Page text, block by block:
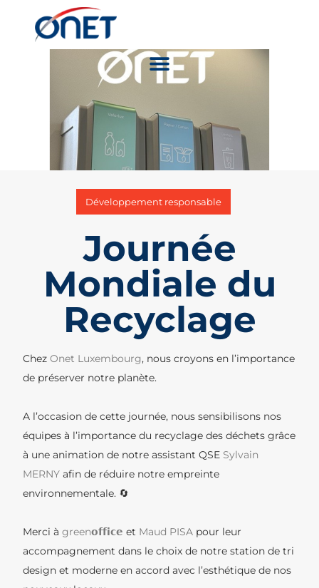
Développement responsable
Journée
Mondiale du
Recyclage
Chez Onet Luxembourg, nous croyons en l’importance
de préserver notre planète.
A l’occasion de cette journée, nous sensibilisons nos
équipes à l’importance du recyclage des déchets grâce
à une animation de notre assistant QSE Sylvain
MERNY afin de réduire notre empreinte
environnementale. 🔄
Merci à green𝗼𝗳𝗳𝗶𝗰𝗲 et Maud PISA pour leur
accompagnement dans le choix de notre station de tri
design et moderne en accord avec l’esthétique de nos